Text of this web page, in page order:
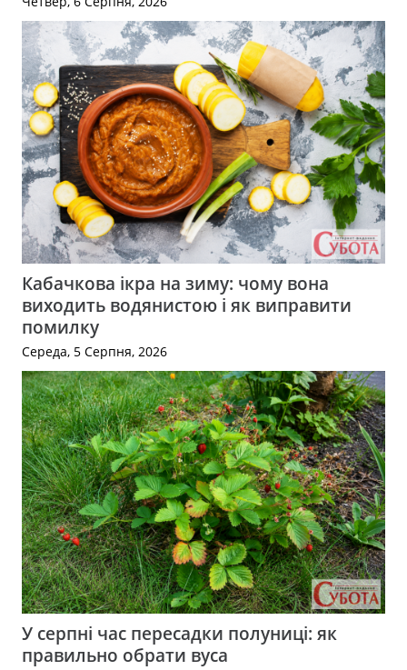
Кабачкова ікра на зиму: чому вона
виходить водянистою і як виправити
помилку
Середа, 5 Серпня, 2026
У серпні час пересадки полуниці: як
правильно обрати вуса